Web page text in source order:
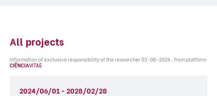
All projects
Information of exclusive responsibility of the researcher 02-08-2026 , from platform
CIÊNCIAVITAE.
2024/06/01 - 2028/02/28